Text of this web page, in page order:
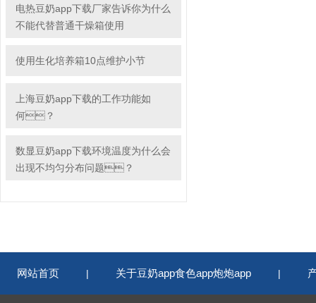
电热豆奶app下载厂家告诉你为什么
不能代替普通干燥箱使用
使用生化培养箱10点维护小节
上海豆奶app下载的工作功能如
何？
数显豆奶app下载环境温度为什么会
出现不均匀分布问题？
网站首页 | 关于豆奶app食色app炮炮app |